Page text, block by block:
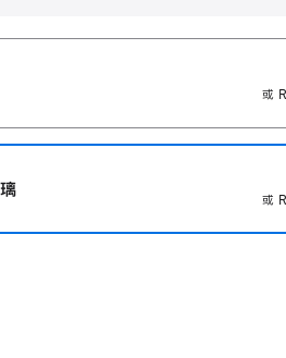
或
或